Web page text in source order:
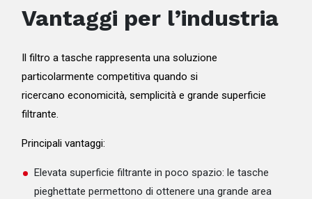
Vantaggi per l’industria
Il filtro a tasche rappresenta una soluzione
particolarmente competitiva quando si
ricercano economicità, semplicità e grande superficie
filtrante.
Principali vantaggi:
Elevata superficie filtrante in poco spazio: le tasche
pieghettate permettono di ottenere una grande area